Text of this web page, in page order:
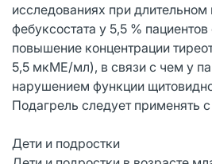
исследованиях при
фебуксостата у 5,5 %
повышение концентрации
5,5 мкМЕ/мл), в связи с чем у
нарушением функции
Подагрель следует применять
Дети и подростки